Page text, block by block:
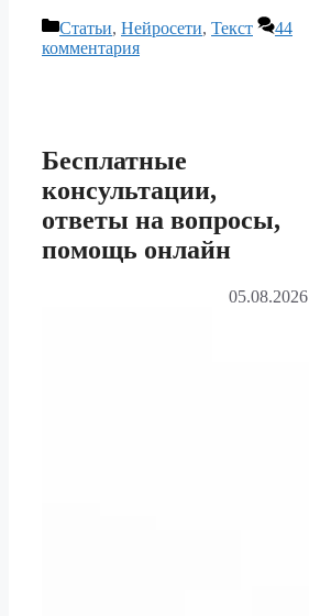
Рубрики
Статьи, Нейросети, Текст
44
комментария
Бесплатные
консультации,
ответы на вопросы,
помощь онлайн
05.08.2026